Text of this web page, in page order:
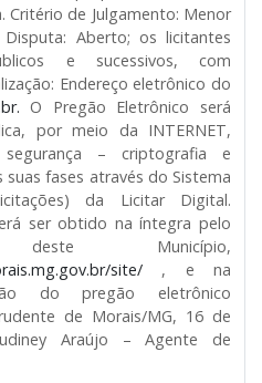
Critério de Julgamento: Menor
Aberto; os licitantes
e sucessivos, com
Endereço eletrônico do
O Pregão Eletrônico será
por meio da INTERNET,
– criptografia e
fases através do Sistema
da Licitar Digital.
ser obtido na íntegra pelo
Município,
site/ , e na
do pregão eletrônico
de Morais/MG, 16 de
Araújo – Agente de